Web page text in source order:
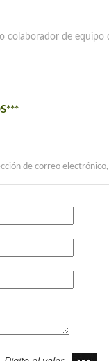
colaborador de equipo
de correo